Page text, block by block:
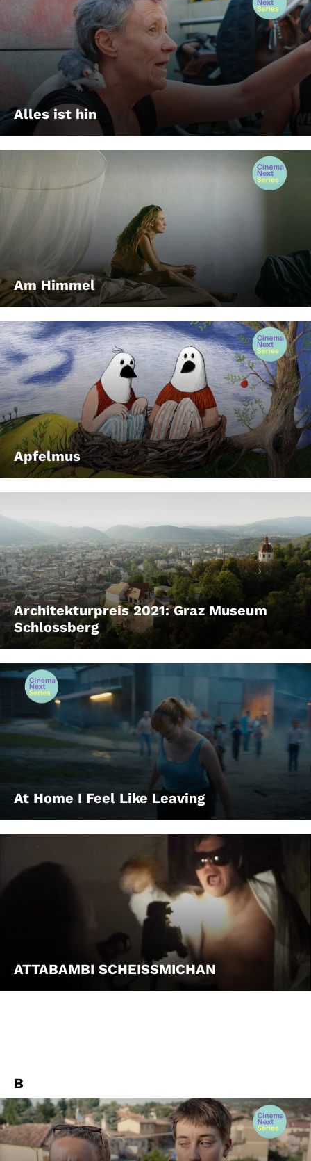
Alles ist hin
Am Himmel
Apfelmus
Architekturpreis 2021: Graz Museum
Schlossberg
At Home I Feel Like Leaving
ATTABAMBI SCHEISSMICHAN
B